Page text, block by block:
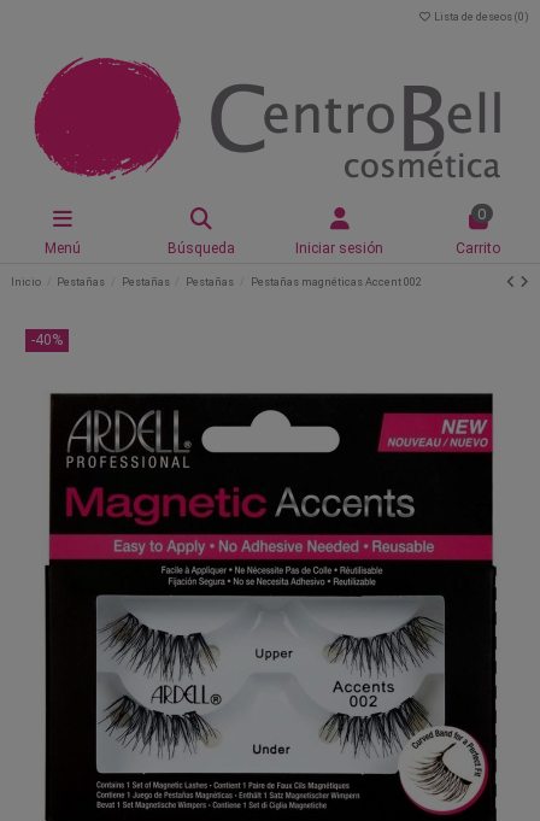
Lista de deseos (0 )
Menú Búsqueda Iniciar sesión
0
Carrito
Inicio Pestañas Pestañas Pestañas Pestañas magnéticas Accent 002
-40%